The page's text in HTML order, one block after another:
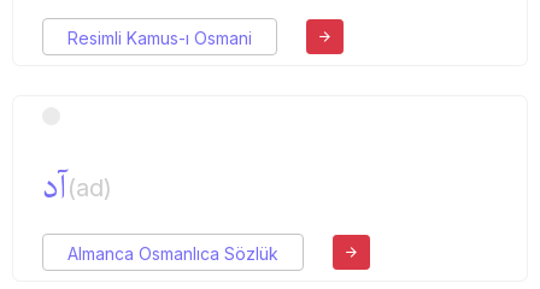
Resimli Kamus-ı Osmani
آد(ad)
Almanca Osmanlıca Sözlük